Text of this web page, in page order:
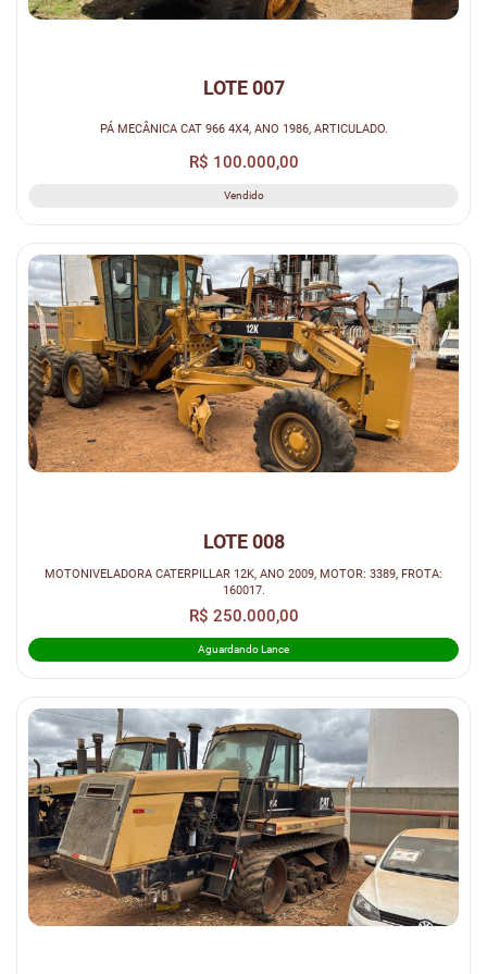
LOTE 007
PÁ MECÂNICA CAT 966 4X4, ANO 1986, ARTICULADO.
R$ 100.000,00
Vendido
LOTE 008
MOTONIVELADORA CATERPILLAR 12K, ANO 2009, MOTOR: 3389, FROTA:
160017.
R$ 250.000,00
Aguardando Lance